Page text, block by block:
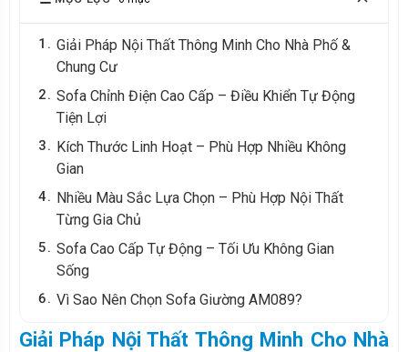
1
Giải Pháp Nội Thất Thông Minh Cho Nhà Phố &
Chung Cư
2
Sofa Chỉnh Điện Cao Cấp – Điều Khiển Tự Động
Tiện Lợi
3
Kích Thước Linh Hoạt – Phù Hợp Nhiều Không
Gian
4
Nhiều Màu Sắc Lựa Chọn – Phù Hợp Nội Thất
Từng Gia Chủ
5
Sofa Cao Cấp Tự Động – Tối Ưu Không Gian
Sống
6 Vì Sao Nên Chọn Sofa Giường AM089?
Giải Pháp Nội Thất Thông Minh Cho Nhà